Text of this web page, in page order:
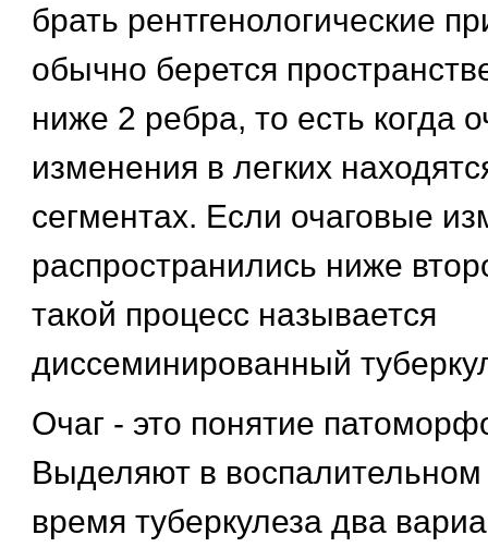
брать рентгенологические
обычно берется
ниже 2 ребра, то есть когда
изменения в легких
сегментах. Если очаговые
распространились ниже
такой процесс называется
диссеминированный
Очаг - это понятие
Выделяют в воспалительном
время туберкулеза два